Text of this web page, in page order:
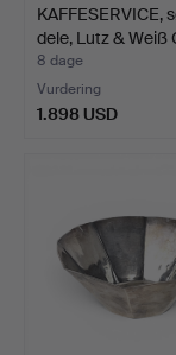
KAFFESERVICE,
dele, Lutz & Weiß
8 dage
Vurdering
1.898 USD